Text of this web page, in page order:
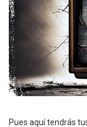
Pues aquí tendrás